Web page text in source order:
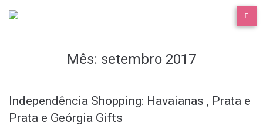
para
Mês: setembro 2017
Independência Shopping: Havaianas , Prata e
Prata e Geórgia Gifts